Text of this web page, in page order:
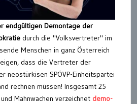
endgültigen Demontage der
durch die "Volksvertreter" im
Menschen in ganz Österreich
dass die Vertreter der
neostürkisen SPÖVP-Einheitspartei
rechnen müssen! Insgesamt 25
Mahnwachen verzeichnet demo-